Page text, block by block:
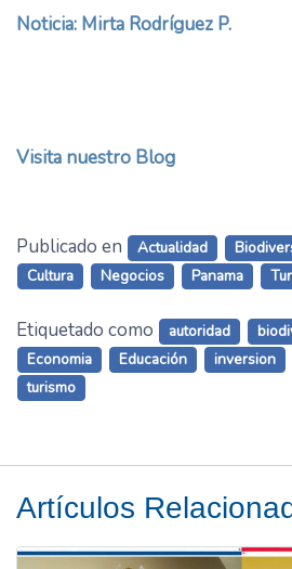
Noticia: Mirta Rodríguez P.
Visita nuestro Blog
Publicado en Actualidad
Cultura
Negocios Panama
Etiquetado como autoridad
Economia
Educación inversion
turismo
Artículos